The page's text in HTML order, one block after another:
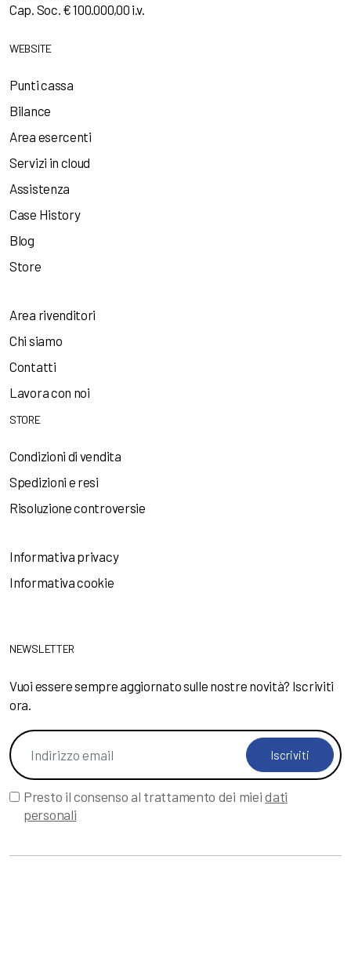
Cap. Soc. € 100.000,00 i.v.
WEBSITE
Punti cassa
Bilance
Area esercenti
Servizi in cloud
Assistenza
Case History
Blog
Store
Area rivenditori
Chi siamo
Contatti
Lavora con noi
STORE
Condizioni di vendita
Spedizioni e resi
Risoluzione controversie
Informativa privacy
Informativa cookie
NEWSLETTER
Vuoi essere sempre aggiornato sulle nostre novità? Iscriviti
ora.
Iscriviti
Presto il consenso al trattamento dei mieidati
personali